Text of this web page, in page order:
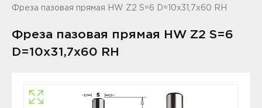
Фреза пазовая прямая HW Z2 S=6 D=10x31,7x60 RH
Фреза пазовая прямая HW Z2 S=6
D=10x31,7x60 RH